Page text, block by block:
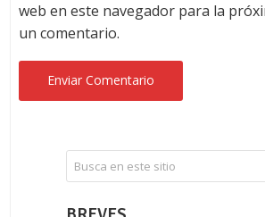
web en este navegador para la
un comentario.